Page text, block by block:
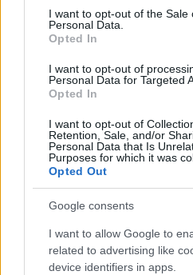
consent section.
I want to opt-out of the Sale
Personal Data.
Opted In
I want to opt-out of
Personal Data for Targeted
Opted In
I want to opt-out of
Retention, Sale, and/or
Personal Data that Is
Purposes for which it was
Opted Out
Google consents
I want to allow Google to
related to advertising like
device identifiers in apps.
platinalemezes férfi szoprán
működött közre: egy, a
egyszer egy vadnyugatcímű
adta elő. Vásáry André
zenekarral: a BDZ legelső
vendég.
A Filmharmonikusok-produkció
népszerűségnek örvend, mely
szerint első sorban annak
koncertről koncertre igyekszik